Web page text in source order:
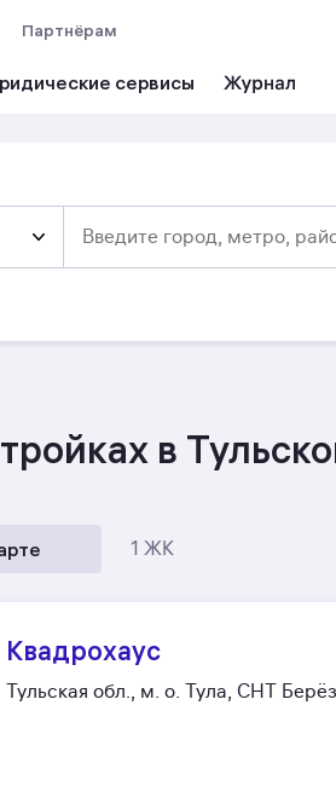
сервисы
Партнёрам
в
1 ЖК
Квадрохаус
Тульская обл., м. о. Тула, СНТ